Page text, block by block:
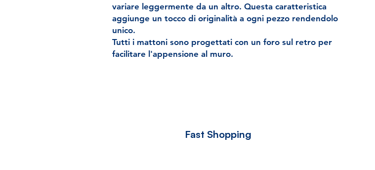
variare leggermente da un altro. Questa caratteristica
aggiunge un tocco di originalità a ogni pezzo rendendolo
unico.
Tutti i mattoni sono progettati con un foro sul retro per
facilitare l'appensione al muro.
Fast Shopping